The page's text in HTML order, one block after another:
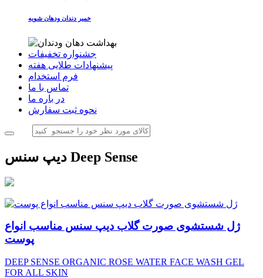
خمیر دندان ودهان شویه
جشنواره تخفیفات
پیشنهادات طلایی هفته
فرم استخدام
تماس با ما
در باره ما
نحوه ثبت سفارش
دیپ سنس Deep Sense
ژل شستشوی صورت گلاب دیپ سنس مناسب انواع
پوست
DEEP SENSE ORGANIC ROSE WATER FACE WASH GEL
FOR ALL SKIN